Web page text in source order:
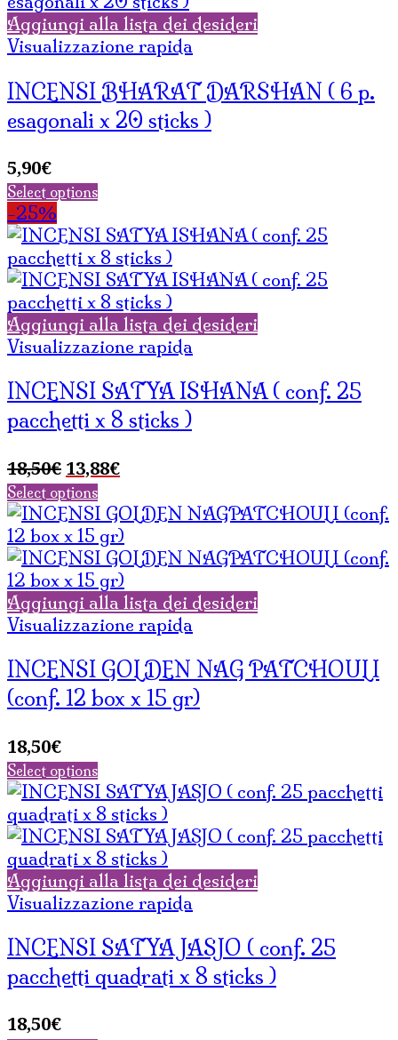
Aggiungi alla lista dei desideri
Visualizzazione rapida
INCENSI BHARAT DARSHAN ( 6 p.
esagonali x 20 sticks )
5,90€
Select options
-25%
Aggiungi alla lista dei desideri
Visualizzazione rapida
INCENSI SATYA ISHANA ( conf. 25
pacchetti x 8 sticks )
18,50€ Il
prezzo
originale
era:
18,50€.
13,88€Il
attuale
è:
13,88€.
Select options
Aggiungi alla lista dei desideri
Visualizzazione rapida
INCENSI GOLDEN NAG PATCHOULI
(conf. 12 box x 15 gr)
18,50€
Select options
Aggiungi alla lista dei desideri
Visualizzazione rapida
INCENSI SATYA JASJO ( conf. 25
pacchetti quadrati x 8 sticks )
18,50€